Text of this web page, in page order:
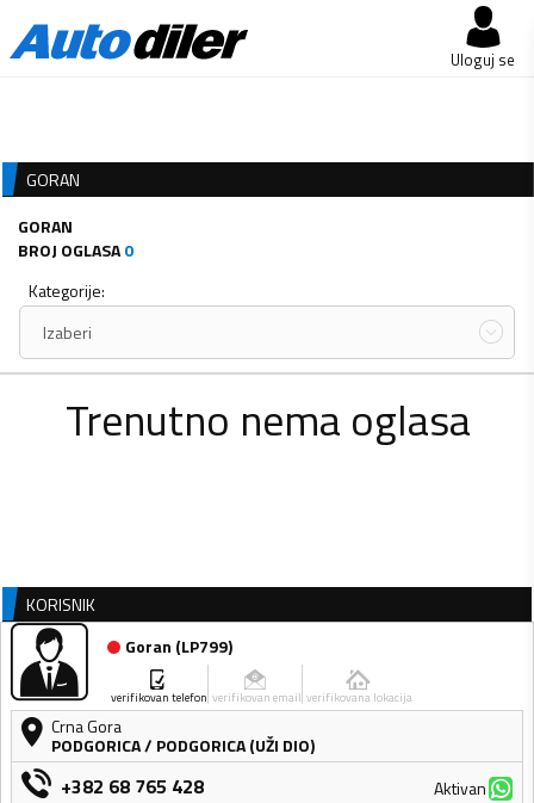
Uloguj se
GORAN
GORAN
BROJ OGLASA0
Kategorije:
Izaberi
Trenutno nema oglasa
KORISNIK
Goran (LP799)
verifikovan telefon verifikovan email verifikovana lokacija
Crna Gora
PODGORICA/ PODGORICA (UŽI DIO)
+382 68 765 428 Aktivan